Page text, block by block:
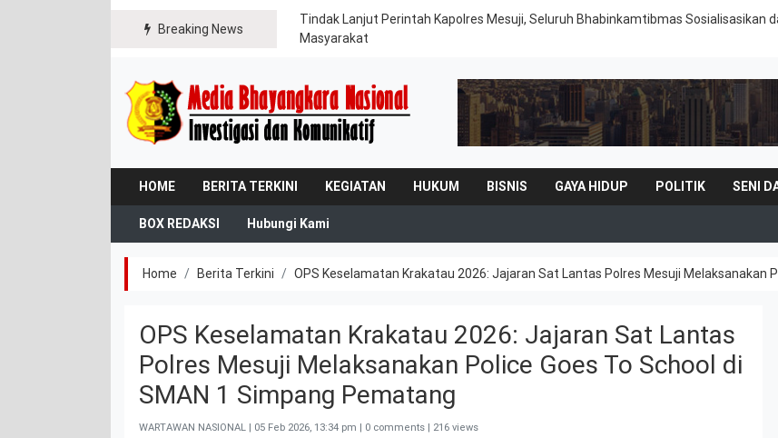
Breaking News
Tindak Lanjut Perintah Kapolres Mesuji, Seluruh Bhabinkamtibmas Sosialisasikan
Masyarakat
HOME BERITA TERKINI KEGIATAN HUKUM BISNIS GAYA HIDUP POLITIK SENI
BOX REDAKSI Hubungi Kami
Home Berita Terkini OPS Keselamatan Krakatau 2026: Jajaran Sat Lantas Polres Mesuji Melaksanakan
OPS Keselamatan Krakatau 2026: Jajaran Sat Lantas
Polres Mesuji Melaksanakan Police Goes To School di
SMAN 1 Simpang Pematang
WARTAWAN NASIONAL | 05 Feb 2026, 13:34 pm | 0 comments | 216 views